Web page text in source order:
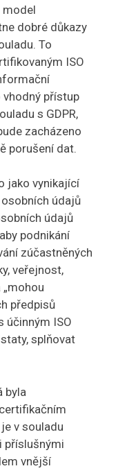
model
dobré důkazy
To
ISO
přístup
s GDPR,
zacházeno
porušení dat.
jako vynikající
údajů
údajů
podnikání
zúčastněných
veřejnost,
předpisů
účinným ISO
splňovat
byla
v souladu
příslušnými
vnější